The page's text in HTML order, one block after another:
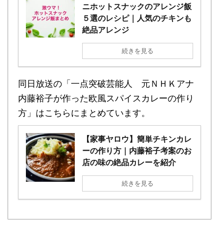
ニホットスナックのアレンジ飯
５選のレシピ｜人気のチキンも
絶品アレンジ
続きを見る
同日放送の「一点突破芸能人 元ＮＨＫアナ
内藤裕子が作った欧風スパイスカレーの作り
方」はこちらにまとめています。
【家事ヤロウ】簡単チキンカレ
ーの作り方｜内藤裕子考案のお
店の味の絶品カレーを紹介
続きを見る